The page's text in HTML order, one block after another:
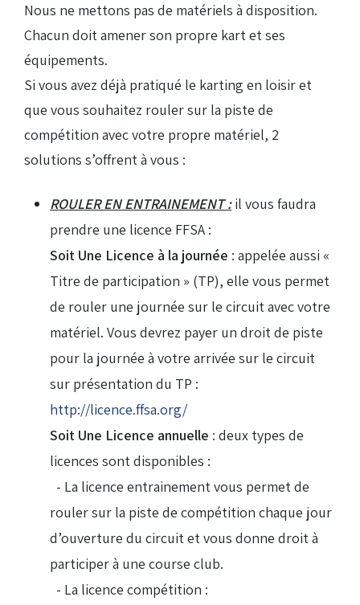
Nous ne mettons pas de matériels à disposition.
Chacun doit amener son propre kart et ses
équipements.
Si vous avez déjà pratiqué le karting en loisir et
que vous souhaitez rouler sur la piste de
compétition avec votre propre matériel, 2
solutions s’offrent à vous :
ROULER EN ENTRAINEMENT :il vous faudra
prendre une licence FFSA :
Soit Une Licence à la journée : appelée aussi «
Titre de participation » (TP), elle vous permet
de rouler une journée sur le circuit avec votre
matériel. Vous devrez payer un droit de piste
pour la journée à votre arrivée sur le circuit
sur présentation du TP :
http://licence.ffsa.org/
Soit Une Licence annuelle : deux types de
licences sont disponibles :
- La licence entrainement vous permet de
rouler sur la piste de compétition chaque jour
d’ouverture du circuit et vous donne droit à
participer à une course club.
- La licence compétition :